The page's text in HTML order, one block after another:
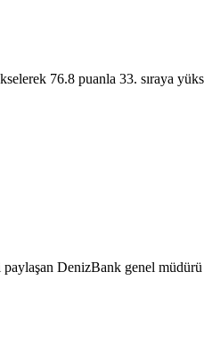
76.8 puanla 33. sıraya
DenizBank genel